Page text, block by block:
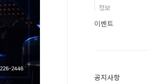
정보
이벤트
공지사항